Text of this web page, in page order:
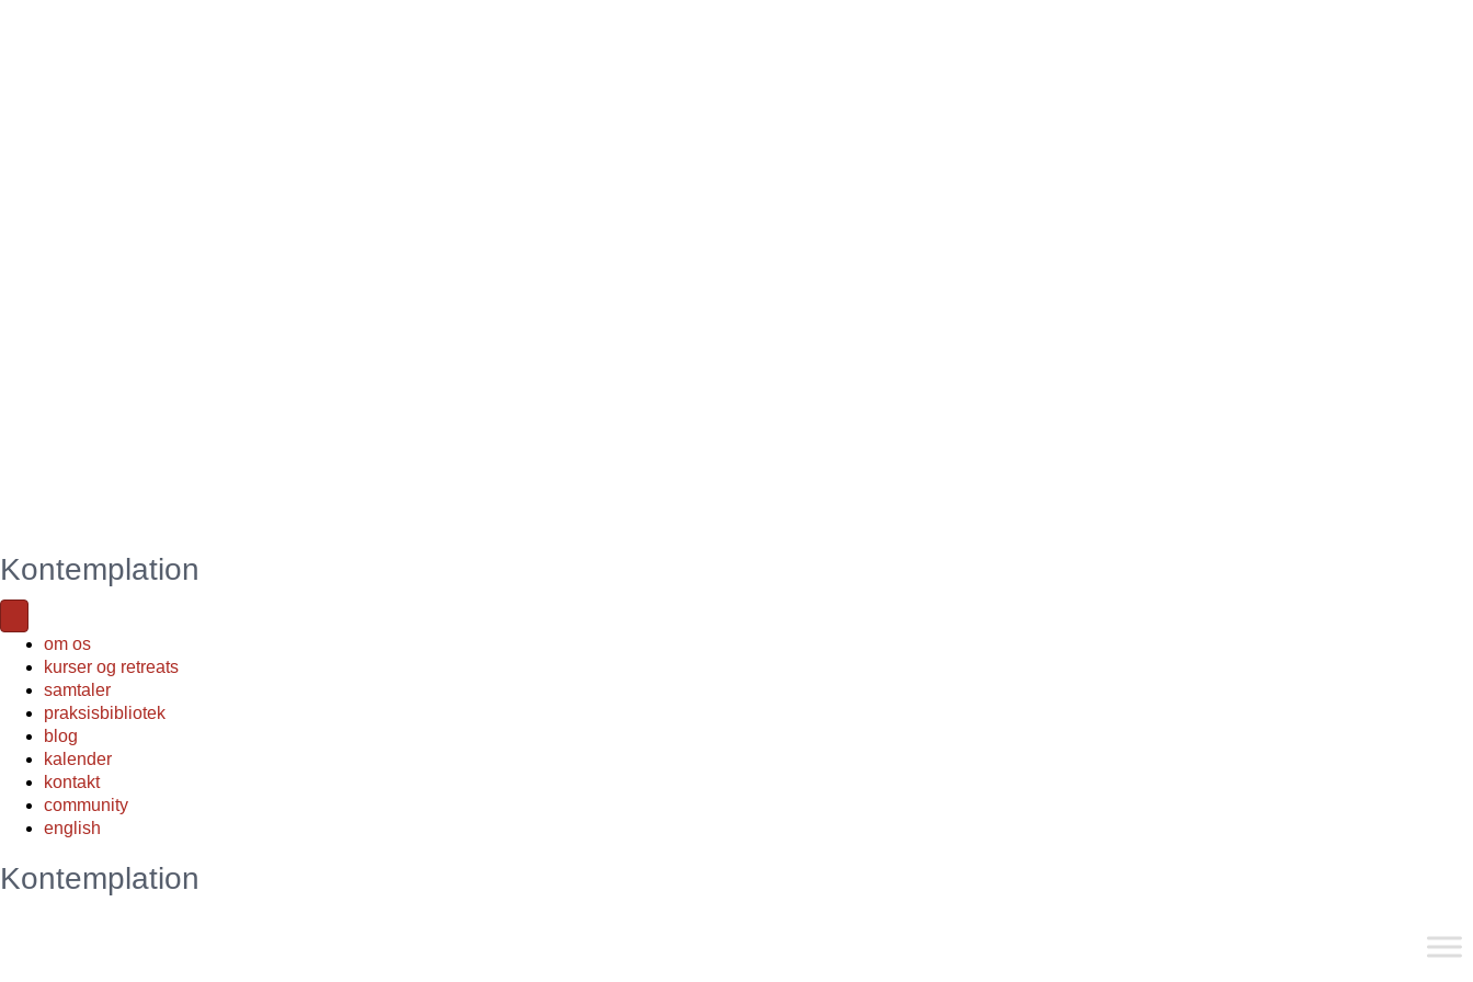
Kontemplation
om os
kurser og retreats
samtaler
praksisbibliotek
blog
kalender
kontakt
community
english
Kontemplation